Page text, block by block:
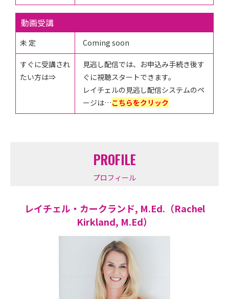
動画受講
未 定 Coming soon
すぐに受講され
たい方は⇒
見逃し配信では、お申込み手続き後す
ぐに視聴スタートできます。
レイチェルの見逃し配信システムのペ
ージは…こちらをクリック
PROFILE
プロフィール
レイチェル・カークランド, M.Ed.（Rachel
Kirkland, M.Ed）